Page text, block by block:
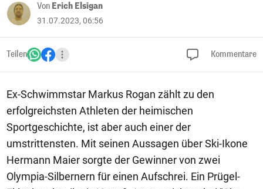
Von Erich Elsigan
31.07.2023, 06:56
Teilen Kommentare
Ex-Schwimmstar Markus Rogan zählt zu den
erfolgreichsten Athleten der heimischen
Sportgeschichte, ist aber auch einer der
umstrittensten. Mit seinen Aussagen über Ski-Ikone
Hermann Maier sorgte der Gewinner von zwei
Olympia-Silbernern für einen Aufschrei. Ein Prügel-